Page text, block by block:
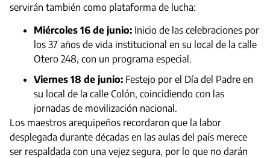
servirán también como plataforma de lucha:
Miércoles 16 de junio: Inicio de las celebraciones por
los 37 años de vida institucional en su local de la calle
Otero 248, con un programa especial.
Viernes 18 de junio: Festejo por el Día del Padre en
su local de la calle Colón, coincidiendo con las
jornadas de movilización nacional.
Los maestros arequipeños recordaron que la labor
desplegada durante décadas en las aulas del país merece
ser respaldada con una vejez segura, por lo que no darán